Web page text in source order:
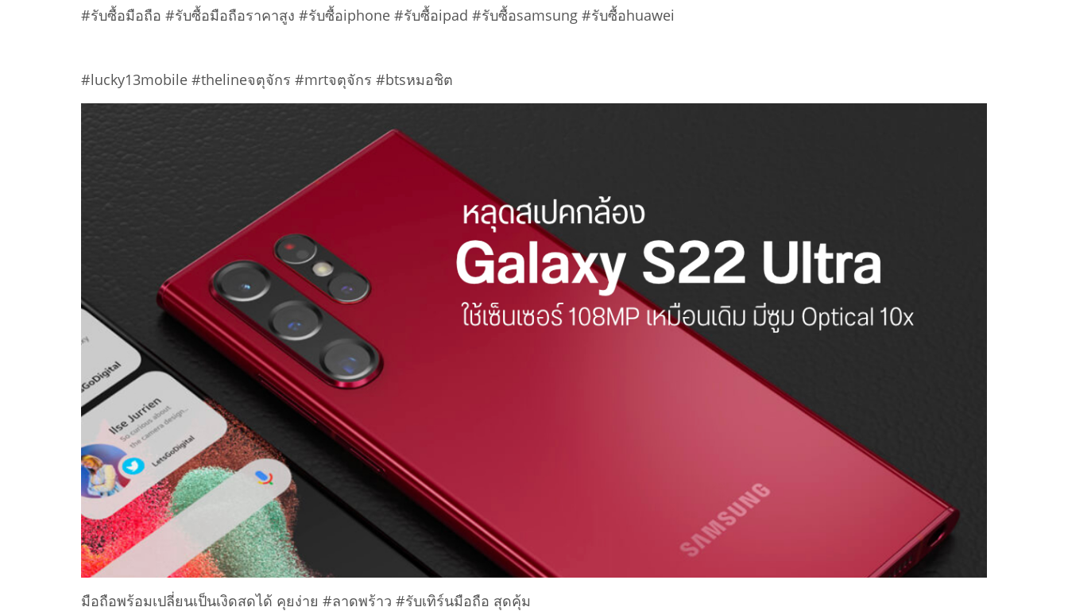
#รับซื้อมือถือ #รับซื้อมือถือราคาสูง #รับซื้อiphone #รับซื้อipad #รับซื้อsamsung #รับซื้อhuawei
#lucky13mobile #thelineจตุจักร #mrtจตุจักร #btsหมอชิต
มือถือพร้อมเปลี่ยนเป็นเงิดสดได้ คุยง่าย #ลาดพร้าว #รับเทิร์นมือถือ สุดคุ้ม